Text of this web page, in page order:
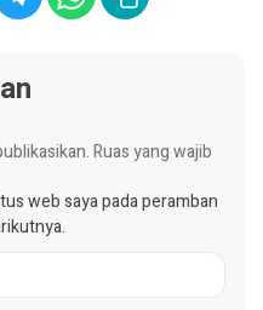
Ruas yang wajib
web saya pada peramban